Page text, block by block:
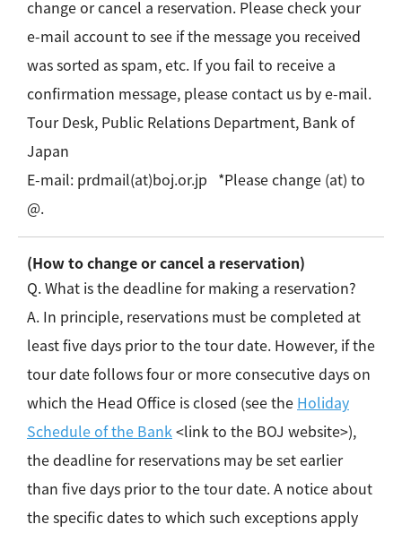
change or cancel a reservation. Please check your
e-mail account to see if the message you received
was sorted as spam, etc. If you fail to receive a
confirmation message, please contact us by e-mail.
Tour Desk, Public Relations Department, Bank of
Japan
E-mail: prdmail(at)boj.or.jp *Please change (at) to
@.
(How to change or cancel a reservation)
Q. What is the deadline for making a reservation?
A. In principle, reservations must be completed at
least five days prior to the tour date. However, if the
tour date follows four or more consecutive days on
which the Head Office is closed (see the Holiday
Schedule of the Bank<link to the BOJ website>),
the deadline for reservations may be set earlier
than five days prior to the tour date. A notice about
the specific dates to which such exceptions apply